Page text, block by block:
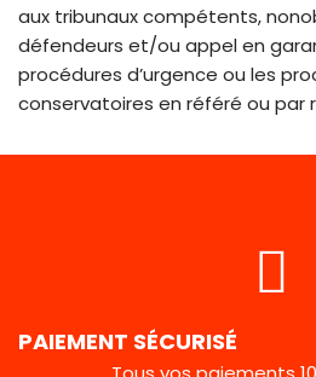
aux tribunaux compétents,
défendeurs et/ou appel en
procédures d’urgence ou les
conservatoires en référé ou par
PAIEMENT SÉCURISÉ